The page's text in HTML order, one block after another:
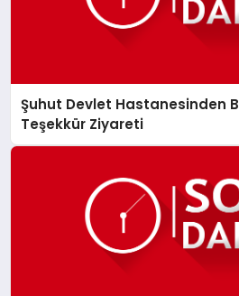
Şuhut Devlet Hastanesinden
Teşekkür Ziyareti